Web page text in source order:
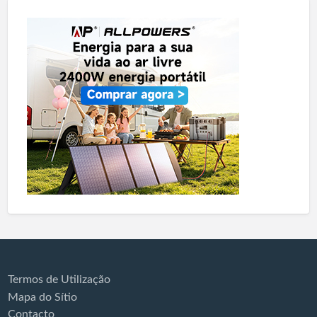
Termos de Utilização
Mapa do Sítio
Contacto